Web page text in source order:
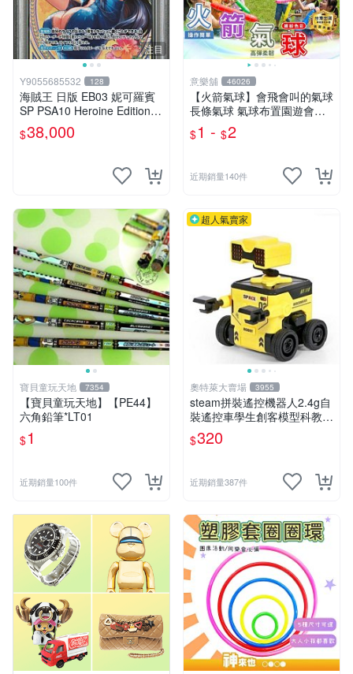
注目
Y9055685532 128
海賊王 日版 EB03 妮可羅賓
SP PSA10 Heroine Edition N
ico Robin ワンピース
$38,000
意樂舖 46026
【火箭氣球】會飛會叫的氣球
長條氣球 氣球布置園遊會氣
球 生日派對氣球 彩色氣球☆
意樂鋪☆
$1 - $2
近期銷量140件
寶貝童玩天地 7354
【寶貝童玩天地】【PE44】
六角鉛筆*LT01
$1
近期銷量100件
超人氣賣家
奧特萊大賣場 3955
steam拼裝遙控機器人2.4g自
裝遙控車學生創客模型科教玩
具 推薦推薦締造W
$320
近期銷量387件